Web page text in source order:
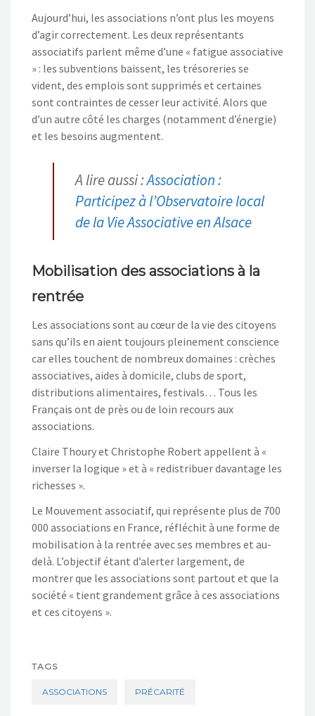
Aujourd’hui, les associations n’ont plus les moyens
d’agir correctement. Les deux représentants
associatifs parlent même d’une « fatigue associative
» : les subventions baissent, les trésoreries se
vident, des emplois sont supprimés et certaines
sont contraintes de cesser leur activité. Alors que
d’un autre côté les charges (notamment d’énergie)
et les besoins augmentent.
A lire aussi :Association :
Participez à l’Observatoire local
de la Vie Associative en Alsace
Mobilisation des associations à la
rentrée
Les associations sont au cœur de la vie des citoyens
sans qu’ils en aient toujours pleinement conscience
car elles touchent de nombreux domaines : crèches
associatives, aides à domicile, clubs de sport,
distributions alimentaires, festivals… Tous les
Français ont de près ou de loin recours aux
associations.
Claire Thoury et Christophe Robert appellent à «
inverser la logique » et à « redistribuer davantage les
richesses ».
Le Mouvement associatif, qui représente plus de 700
000 associations en France, réfléchit à une forme de
mobilisation à la rentrée avec ses membres et au-
delà. L’objectif étant d’alerter largement, de
montrer que les associations sont partout et que la
société « tient grandement grâce à ces associations
et ces citoyens ».
TAGS
ASSOCIATIONS PRÉCARITÉ